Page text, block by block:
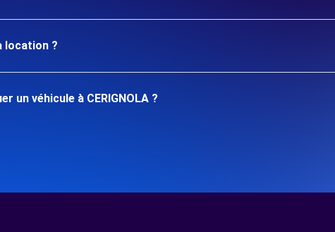
location ?
un véhicule à CERIGNOLA ?